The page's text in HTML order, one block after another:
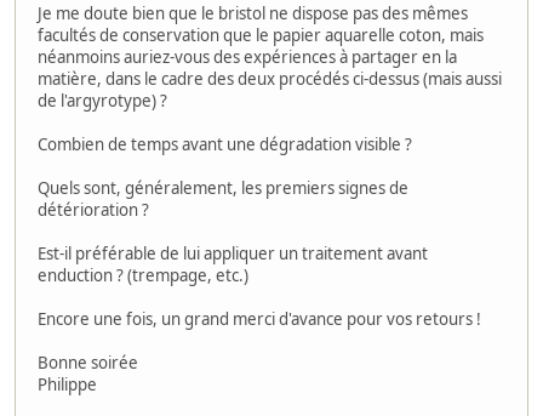
Je me doute bien que le bristol ne dispose pas des mêmes
facultés de conservation que le papier aquarelle coton, mais
néanmoins auriez-vous des expériences à partager en la
matière, dans le cadre des deux procédés ci-dessus (mais aussi
de l'argyrotype) ?
Combien de temps avant une dégradation visible ?
Quels sont, généralement, les premiers signes de
détérioration ?
Est-il préférable de lui appliquer un traitement avant
enduction ? (trempage, etc.)
Encore une fois, un grand merci d'avance pour vos retours !
Bonne soirée
Philippe